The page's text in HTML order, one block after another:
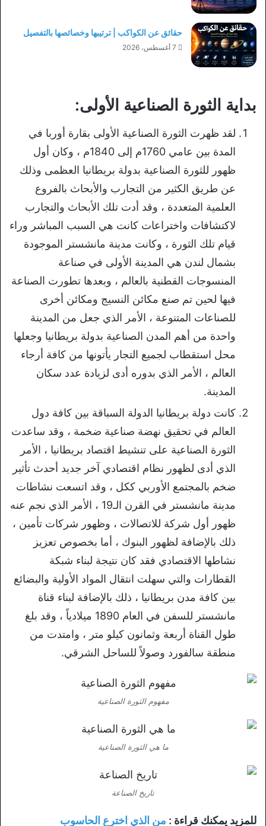
حقائق عن الكواكب | ترتيبها وخصائصها بالتفصيل
7 أغسطس، 2026
بداية الثورة الصناعية الأولى:
لقد ظهرت الثورة الصناعية الأولى بقارة أوربا في
المدة بين عامي 1760م إلى 1840م ، وكان أول
ظهور للثورة الصناعية بدولة بريطانيا العظمى وذلك
عن طريق الكثير من التجارب والأبحاث بالفروع
العلمية المتعددة ، وقد أدت تلك الأبحاث والتجارب
لاكتشافات واختراعات كانت هي السبب المباشر وراء
قيام تلك الثورة ، وكانت مدينة مانشستر الموجودة
بشمال لندن هي المدينة الأولى في صناعة
المنسوجات القطنية بالعالم ، وبعدها تطورت الصناعة
فيها لحين تم صنع مكائن النسيج ومكائن أخرى
للصناعات المتنوعة ، الأمر الذي جعل من المدينة
واحدة من أهم المدن الصناعية بدولة بريطانيا وجعلها
محل استقطاب لجميع التجار يأتونها من كافة أرجاء
العالم ، الأمر الذي بدوره أدى لزيادة عدد سكان
المدينة.
كانت دولة بريطانيا الدولة السباقة بين كافة دول
العالم في تحقيق نهضة صناعية ضخمة ، وقد ساعدت
الثورة الصناعية على تنشيط اقتصاد بريطانيا ، الأمر
الذي أدى لظهور نظام اقتصادي آخر جديد أحدث تأثير
ضخم بالمجتمع الأوربي ككل ، وقد اتسعت نشاطات
مدينة مانشستر في القرن الـ19 ، الأمر الذي نجم عنه
ظهور أول شركة للاتصالات ، وظهور شركات تأمين ،
ذلك بالإضافة لظهور البنوك ، أما بخصوص تعزيز
نشاطها الاقتصادي فقد كان نتيجة لبناء شبكة
القطارات والتي سهلت انتقال المواد الأولية والبضائع
بين كافة مدن بريطانيا ، ذلك بالإضافة لبناء قناة
مانشستر للسفن في العام 1890 ميلادياً ، وقد بلغ
طول القناة أربعة وثمانون كيلو متر ، وامتدت من
منطقة سالفورد وصولاً للساحل الشرقي.
مفهوم الثورة الصناعية
ما هي الثورة الصناعية
تاريخ الصناعة
للمزيد يمكنك قراءة : من الذي اخترع الحاسوب